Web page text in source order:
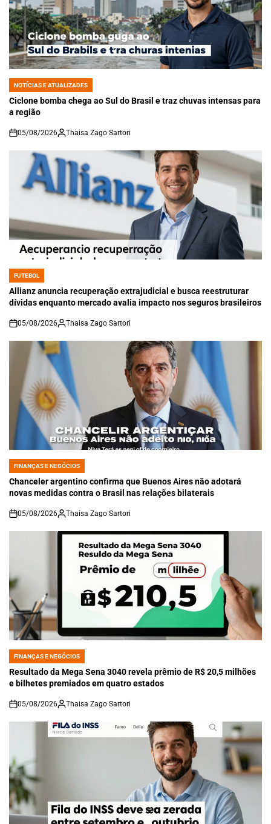
POSTED
IN
NOTÍCIAS E ATUALIZADES
Ciclone bomba chega ao Sul do Brasil e traz chuvas intensas para
a região
on
05/08/2026 Thaisa Zago Sartori
POSTED
IN
FUTEBOL
Allianz anuncia recuperação extrajudicial e busca reestruturar
dívidas enquanto mercado avalia impacto nos seguros brasileiros
on
05/08/2026 Thaisa Zago Sartori
POSTED
IN
FINANÇAS E NEGÓCIOS
Chanceler argentino confirma que Buenos Aires não adotará
novas medidas contra o Brasil nas relações bilaterais
on
05/08/2026 Thaisa Zago Sartori
POSTED
IN
FINANÇAS E NEGÓCIOS
Resultado da Mega Sena 3040 revela prêmio de R$ 20,5 milhões
e bilhetes premiados em quatro estados
on
05/08/2026 Thaisa Zago Sartori